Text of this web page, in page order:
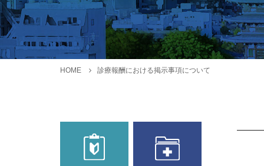
HOME 診療報酬における掲示事項について